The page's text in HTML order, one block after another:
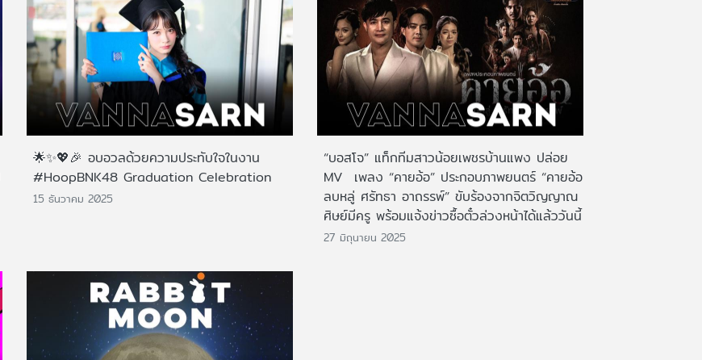
🌟✨💖🎉 อบอวลด้วยความประทับใจในงาน
#HoopBNK48 Graduation Celebration
15 ธันวาคม 2025
“บอสโจ” แท็กทีมสาวน้อยเพชรบ้านแพง ปล่อย
MV เพลง “คายอ้อ” ประกอบภาพยนตร์ “คายอ้อ
ลบหลู่ ศรัทธา อาถรรพ์” ขับร้องจากจิตวิญญาณ
ศิษย์มีครู พร้อมแจ้งข่าวซื้อตั๋วล่วงหน้าได้แล้ววันนี้
27 มิถุนายน 2025